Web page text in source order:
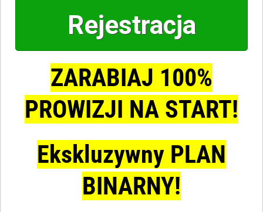
Rejestracja
ZARABIAJ 100%
PROWIZJI NA START!
Ekskluzywny PLAN
BINARNY!